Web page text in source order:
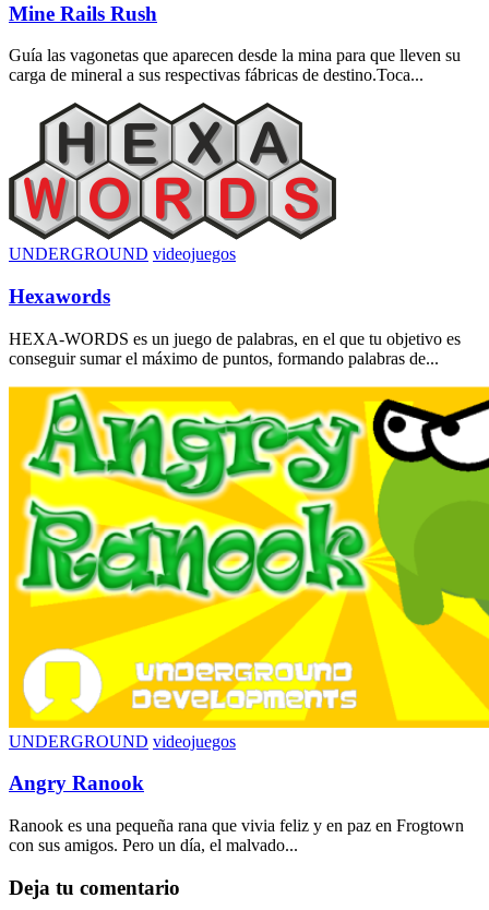
Mine Rails Rush
Guía las vagonetas que aparecen desde la mina para que lleven su
carga de mineral a sus respectivas fábricas de destino.Toca...
UNDERGROUND videojuegos
Hexawords
HEXA-WORDS es un juego de palabras, en el que tu objetivo es
conseguir sumar el máximo de puntos, formando palabras de...
UNDERGROUND videojuegos
Angry Ranook
Ranook es una pequeña rana que vivia feliz y en paz en Frogtown
con sus amigos. Pero un día, el malvado...
Deja tu comentario